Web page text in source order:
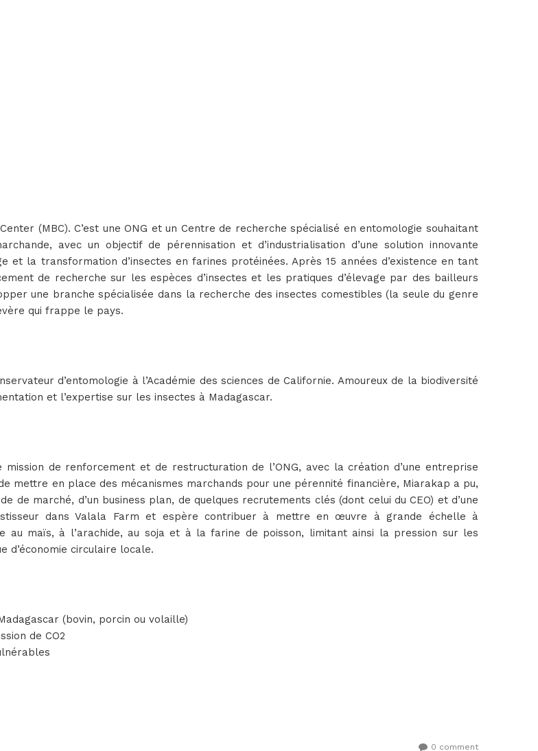
(MBC). C’est une ONG et un Centre de recherche spécialisé en entomologie souhaitant
avec un objectif de pérennisation et d’industrialisation d’une solution innovante
la transformation d’insectes en farines protéinées. Après 15 années d’existence en tant
de recherche sur les espèces d’insectes et les pratiques d’élevage par des bailleurs
une branche spécialisée dans la recherche des insectes comestibles (la seule du genre
qui frappe le pays.
d’entomologie à l’Académie des sciences de Californie. Amoureux de la biodiversité
et l’expertise sur les insectes à Madagascar.
de renforcement et de restructuration de l’ONG, avec la création d’une entreprise
mettre en place des mécanismes marchands pour une pérennité financière, Miarakap a pu,
de marché, d’un business plan, de quelques recrutements clés (dont celui du CEO) et d’une
dans Valala Farm et espère contribuer à mettre en œuvre à grande échelle à
au maïs, à l’arachide, au soja et à la farine de poisson, limitant ainsi la pression sur les
circulaire locale.
(bovin, porcin ou volaille)
de CO2
0 comment